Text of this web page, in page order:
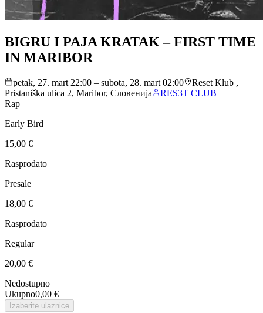
BIGRU I PAJA KRATAK – FIRST TIME
IN MARIBOR
petak, 27. mart 22:00 – subota, 28. mart 02:00
Reset Klub ,
Pristaniška ulica 2, Maribor, Словенија
RES3T CLUB
Rap
Early Bird
15,00 €
Rasprodato
Presale
18,00 €
Rasprodato
Regular
20,00 €
Nedostupno
Ukupno0,00 €
Izaberite ulaznice